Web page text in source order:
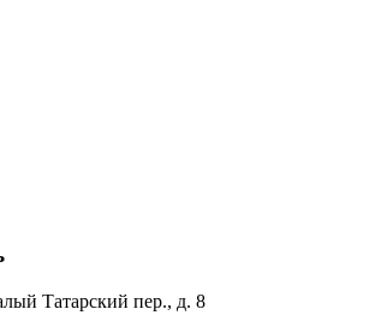
Татарский пер., д. 8